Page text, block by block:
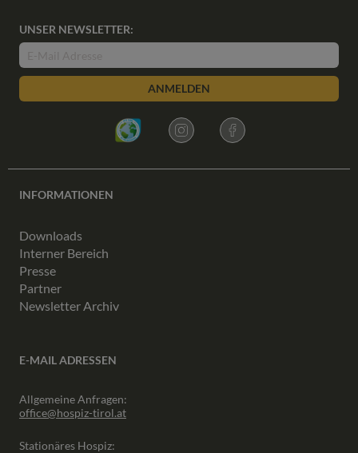
UNSER NEWSLETTER:
ANMELDEN
INFORMATIONEN
Downloads
Interner Bereich
Presse
Partner
Newsletter Archiv
E-MAIL ADRESSEN
Allgemeine Anfragen:
office@hospiz-tirol.at
Stationäres Hospiz: